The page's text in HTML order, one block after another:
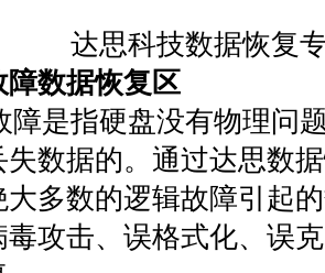
达思科技数据恢复
数据恢复区
指硬盘没有物理问题
数据的。通过达思数
多数的逻辑故障引起
攻击、误格式化、误